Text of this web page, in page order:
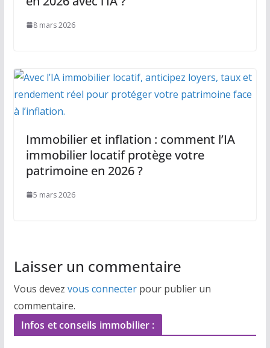
8 mars 2026
Immobilier et inflation : comment l’IA
immobilier locatif protège votre
patrimoine en 2026 ?
5 mars 2026
Laisser un commentaire
Vous devez vous connecterpour publier un
commentaire.
Infos et conseils immobilier :